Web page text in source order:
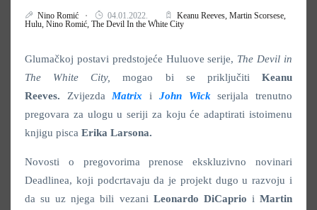
Nino Romić 04.01.2022. Keanu Reeves, Martin Scorsese,
Hulu, Nino Romić, The Devil In the White City
Glumačkoj postavi predstojeće Huluove serije, The Devil in
The White City,mogao bi se priključitiKeanu
Reeves. Zvijezda Matrixi John Wick
serijala trenutno
pregovara za ulogu u seriji za koju će adaptirati istoimenu
knjigu pisca Erika Larsona.
Novosti o pregovorima prenose ekskluzivno novinari
Deadlinea, koji podcrtavaju da je projekt dugo u razvoju i
da su uz njega bili vezani Leonardo DiCaprio iMartin